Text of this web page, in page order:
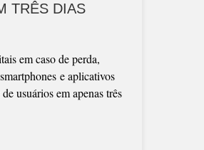
TRÊS DIAS
em caso de perda,
e aplicativos
usuários em apenas três